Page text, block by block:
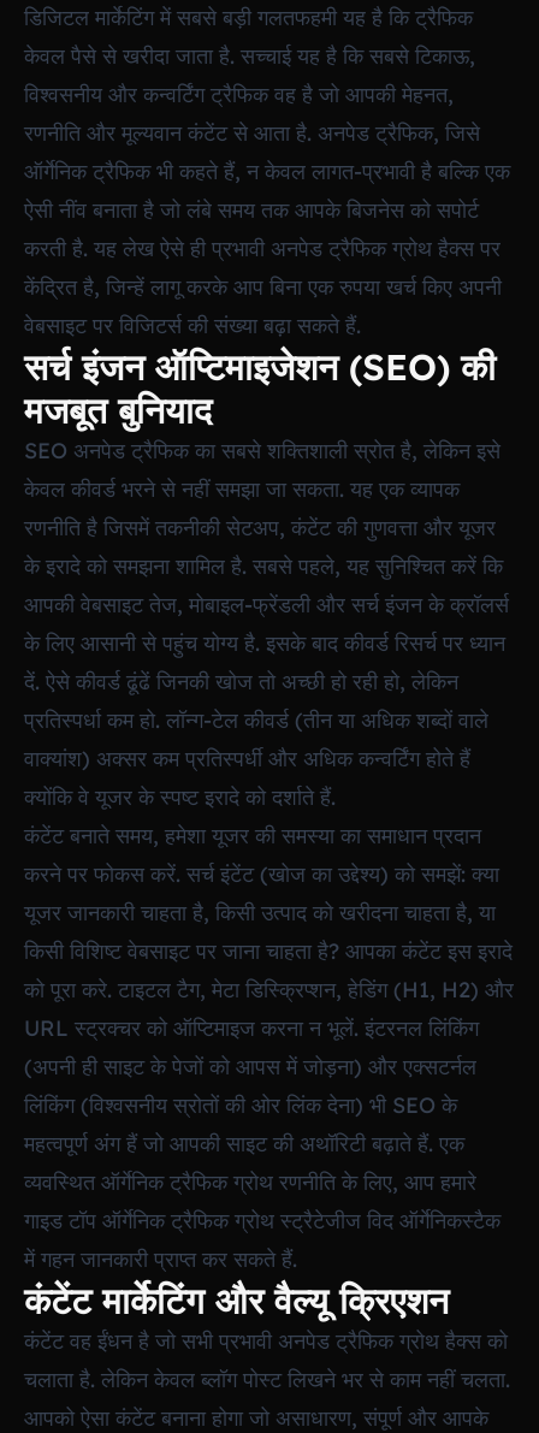
डिजिटल मार्केटिंग में सबसे बड़ी गलतफहमी यह है कि ट्रैफिक
केवल पैसे से खरीदा जाता है. सच्चाई यह है कि सबसे टिकाऊ,
विश्वसनीय और कन्वर्टिंग ट्रैफिक वह है जो आपकी मेहनत,
रणनीति और मूल्यवान कंटेंट से आता है. अनपेड ट्रैफिक, जिसे
ऑर्गेनिक ट्रैफिक भी कहते हैं, न केवल लागत-प्रभावी है बल्कि एक
ऐसी नींव बनाता है जो लंबे समय तक आपके बिजनेस को सपोर्ट
करती है. यह लेख ऐसे ही प्रभावी अनपेड ट्रैफिक ग्रोथ हैक्स पर
केंद्रित है, जिन्हें लागू करके आप बिना एक रुपया खर्च किए अपनी
वेबसाइट पर विजिटर्स की संख्या बढ़ा सकते हैं.
सर्च इंजन ऑप्टिमाइजेशन (SEO) की
मजबूत बुनियाद
SEO अनपेड ट्रैफिक का सबसे शक्तिशाली स्रोत है, लेकिन इसे
केवल कीवर्ड भरने से नहीं समझा जा सकता. यह एक व्यापक
रणनीति है जिसमें तकनीकी सेटअप, कंटेंट की गुणवत्ता और यूजर
के इरादे को समझना शामिल है. सबसे पहले, यह सुनिश्चित करें कि
आपकी वेबसाइट तेज, मोबाइल-फ्रेंडली और सर्च इंजन के क्रॉलर्स
के लिए आसानी से पहुंच योग्य है. इसके बाद कीवर्ड रिसर्च पर ध्यान
दें. ऐसे कीवर्ड ढूंढें जिनकी खोज तो अच्छी हो रही हो, लेकिन
प्रतिस्पर्धा कम हो. लॉन्ग-टेल कीवर्ड (तीन या अधिक शब्दों वाले
वाक्यांश) अक्सर कम प्रतिस्पर्धी और अधिक कन्वर्टिंग होते हैं
क्योंकि वे यूजर के स्पष्ट इरादे को दर्शाते हैं.
कंटेंट बनाते समय, हमेशा यूजर की समस्या का समाधान प्रदान
करने पर फोकस करें. सर्च इंटेंट (खोज का उद्देश्य) को समझें: क्या
यूजर जानकारी चाहता है, किसी उत्पाद को खरीदना चाहता है, या
किसी विशिष्ट वेबसाइट पर जाना चाहता है? आपका कंटेंट इस इरादे
को पूरा करे. टाइटल टैग, मेटा डिस्क्रिप्शन, हेडिंग (H1, H2) और
URL स्ट्रक्चर को ऑप्टिमाइज करना न भूलें. इंटरनल लिंकिंग
(अपनी ही साइट के पेजों को आपस में जोड़ना) और एक्सटर्नल
लिंकिंग (विश्वसनीय स्रोतों की ओर लिंक देना) भी SEO के
महत्वपूर्ण अंग हैं जो आपकी साइट की अथॉरिटी बढ़ाते हैं. एक
व्यवस्थित ऑर्गेनिक ट्रैफिक ग्रोथ रणनीति के लिए, आप हमारे
गाइड टॉप ऑर्गेनिक ट्रैफिक ग्रोथ स्ट्रैटेजीज विद ऑर्गेनिकस्टैक
में गहन जानकारी प्राप्त कर सकते हैं.
कंटेंट मार्केटिंग और वैल्यू क्रिएशन
कंटेंट वह ईंधन है जो सभी प्रभावी अनपेड ट्रैफिक ग्रोथ हैक्स को
चलाता है. लेकिन केवल ब्लॉग पोस्ट लिखने भर से काम नहीं चलता.
आपको ऐसा कंटेंट बनाना होगा जो असाधारण, संपूर्ण और आपके